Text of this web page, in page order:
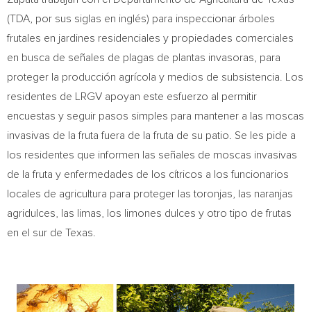
(TDA, por sus siglas en inglés) para inspeccionar árboles
frutales en jardines residenciales y propiedades comerciales
en busca de señales de plagas de plantas invasoras, para
proteger la producción agrícola y medios de subsistencia. Los
residentes de LRGV apoyan este esfuerzo al permitir
encuestas y seguir pasos simples para mantener a las moscas
invasivas de la fruta fuera de la fruta de su patio. Se les pide a
los residentes que informen las señales de moscas invasivas
de la fruta y enfermedades de los cítricos a los funcionarios
locales de agricultura para proteger las toronjas, las naranjas
agridulces, las limas, los limones dulces y otro tipo de frutas
en el sur de Texas